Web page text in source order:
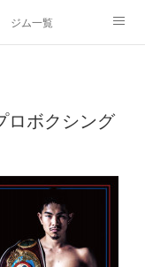
ジム一覧
ロボクシング